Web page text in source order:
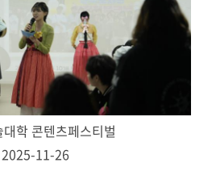
학 콘텐츠페스티벌
2025-11-26